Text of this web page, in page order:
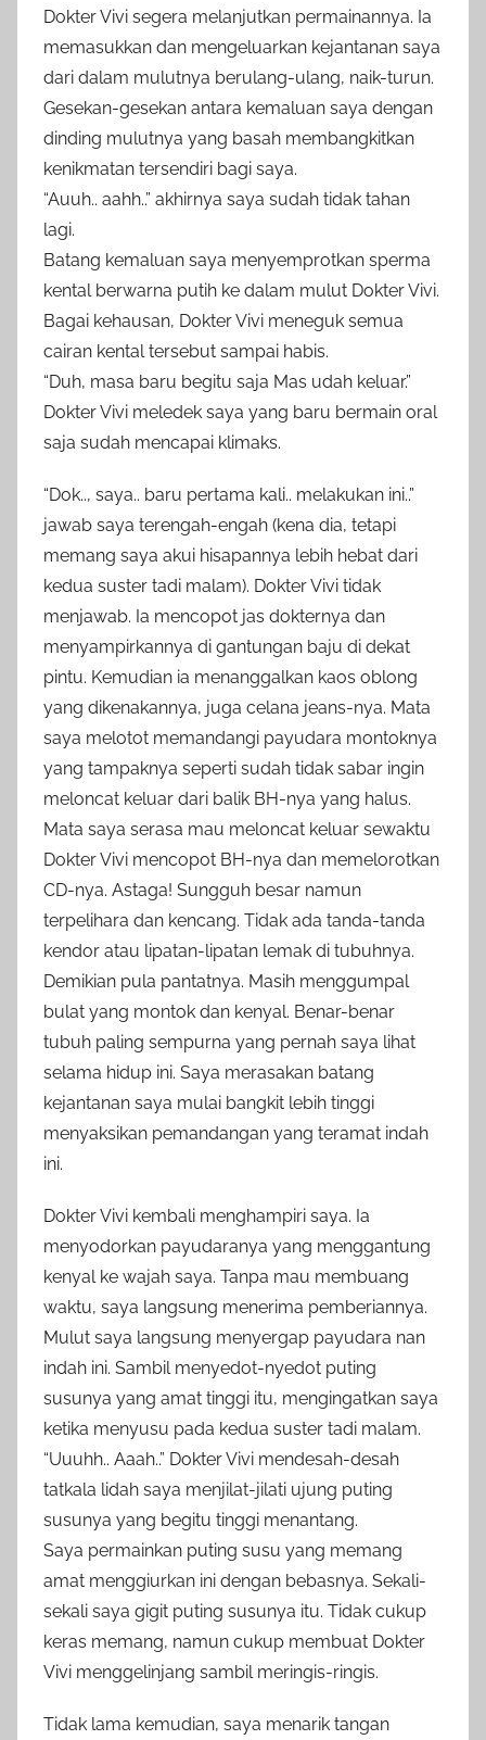
Dokter Vivi segera melanjutkan permainannya. Ia
memasukkan dan mengeluarkan kejantanan saya
dari dalam mulutnya berulang-ulang, naik-turun.
Gesekan-gesekan antara kemaluan saya dengan
dinding mulutnya yang basah membangkitkan
kenikmatan tersendiri bagi saya.
“Auuh.. aahh..” akhirnya saya sudah tidak tahan
lagi.
Batang kemaluan saya menyemprotkan sperma
kental berwarna putih ke dalam mulut Dokter Vivi.
Bagai kehausan, Dokter Vivi meneguk semua
cairan kental tersebut sampai habis.
“Duh, masa baru begitu saja Mas udah keluar.”
Dokter Vivi meledek saya yang baru bermain oral
saja sudah mencapai klimaks.
“Dok.., saya.. baru pertama kali.. melakukan ini..”
jawab saya terengah-engah (kena dia, tetapi
memang saya akui hisapannya lebih hebat dari
kedua suster tadi malam). Dokter Vivi tidak
menjawab. Ia mencopot jas dokternya dan
menyampirkannya di gantungan baju di dekat
pintu. Kemudian ia menanggalkan kaos oblong
yang dikenakannya, juga celana jeans-nya. Mata
saya melotot memandangi payudara montoknya
yang tampaknya seperti sudah tidak sabar ingin
meloncat keluar dari balik BH-nya yang halus.
Mata saya serasa mau meloncat keluar sewaktu
Dokter Vivi mencopot BH-nya dan memelorotkan
CD-nya. Astaga! Sungguh besar namun
terpelihara dan kencang. Tidak ada tanda-tanda
kendor atau lipatan-lipatan lemak di tubuhnya.
Demikian pula pantatnya. Masih menggumpal
bulat yang montok dan kenyal. Benar-benar
tubuh paling sempurna yang pernah saya lihat
selama hidup ini. Saya merasakan batang
kejantanan saya mulai bangkit lebih tinggi
menyaksikan pemandangan yang teramat indah
ini.
Dokter Vivi kembali menghampiri saya. Ia
menyodorkan payudaranya yang menggantung
kenyal ke wajah saya. Tanpa mau membuang
waktu, saya langsung menerima pemberiannya.
Mulut saya langsung menyergap payudara nan
indah ini. Sambil menyedot-nyedot puting
susunya yang amat tinggi itu, mengingatkan saya
ketika menyusu pada kedua suster tadi malam.
“Uuuhh.. Aaah..” Dokter Vivi mendesah-desah
tatkala lidah saya menjilat-jilati ujung puting
susunya yang begitu tinggi menantang.
Saya permainkan puting susu yang memang
amat menggiurkan ini dengan bebasnya. Sekali-
sekali saya gigit puting susunya itu. Tidak cukup
keras memang, namun cukup membuat Dokter
Vivi menggelinjang sambil meringis-ringis.
Tidak lama kemudian, saya menarik tangan